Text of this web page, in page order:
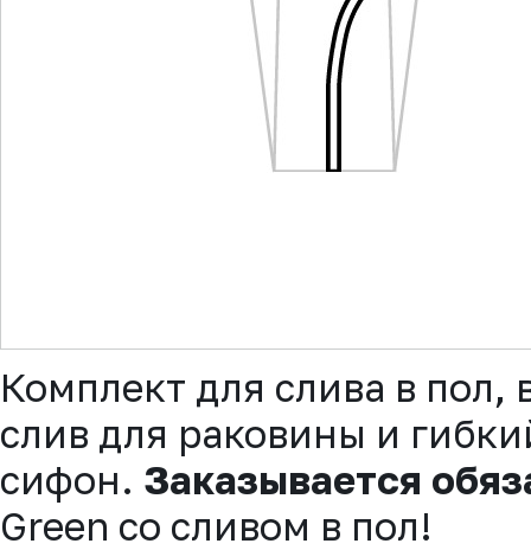
Комплект для слива в
слив для раковины и
сифон. Заказывается
Green со сливом в пол!